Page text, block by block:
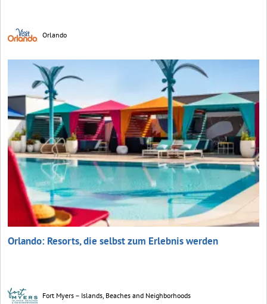
Orlando
Orlando: Resorts, die selbst zum Erlebnis werden
Fort Myers – Islands, Beaches and Neighborhoods